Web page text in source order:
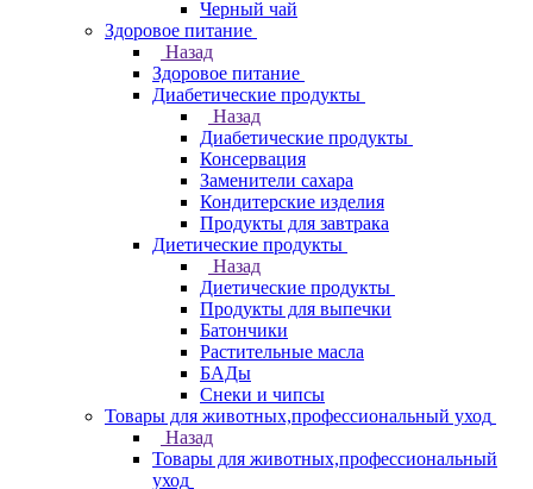
Черный чай
Здоровое питание
Назад
Здоровое питание
Диабетические продукты
Назад
Диабетические продукты
Консервация
Заменители сахара
Кондитерские изделия
Продукты для завтрака
Диетические продукты
Назад
Диетические продукты
Продукты для выпечки
Батончики
Растительные масла
БАДы
Снеки и чипсы
Товары для животных,профессиональный уход
Назад
Товары для животных,профессиональный
уход